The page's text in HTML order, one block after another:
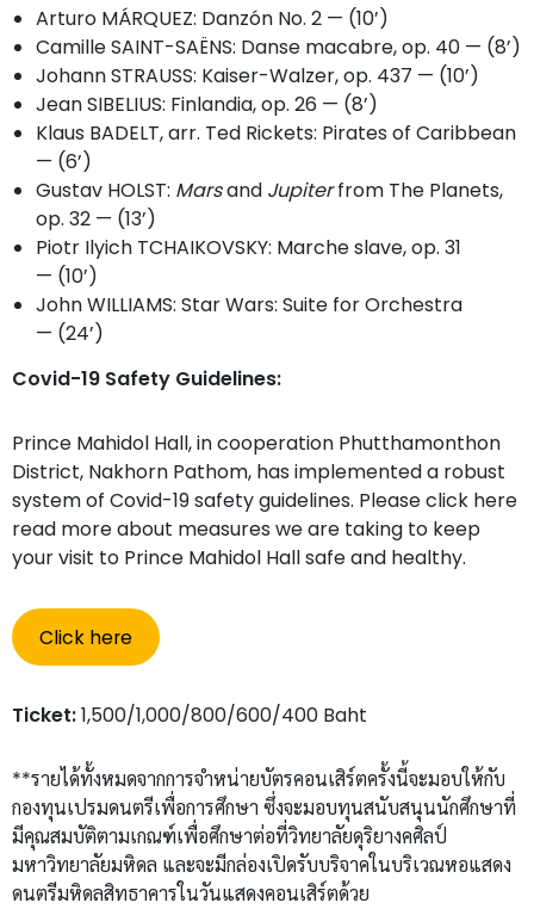
Arturo MÁRQUEZ: Danzón No. 2 — (10’)
Camille SAINT-SAËNS: Danse macabre, op. 40 — (8’)
Johann STRAUSS: Kaiser-Walzer, op. 437 — (10’)
Jean SIBELIUS: Finlandia, op. 26 — (8’)
Klaus BADELT, arr. Ted Rickets: Pirates of Caribbean
— (6’)
Gustav HOLST: Marsand Jupiterfrom The Planets,
op. 32 — (13’)
Piotr Ilyich TCHAIKOVSKY: Marche slave, op. 31
— (10’)
John WILLIAMS: Star Wars: Suite for Orchestra
— (24’)
Covid-19 Safety Guidelines:
Prince Mahidol Hall, in cooperation Phutthamonthon
District, Nakhorn Pathom, has implemented a robust
system of Covid-19 safety guidelines. Please click here
read more about measures we are taking to keep
your visit to Prince Mahidol Hall safe and healthy.
Click here
Ticket:1,500/1,000/800/600/400 Baht
**รายได้ทั้งหมดจากการจำหน่ายบัตรคอนเสิร์ตครั้งนี้จะมอบให้กับ
กองทุนเปรมดนตรีเพื่อการศึกษา ซึ่งจะมอบทุนสนับสนุนนักศึกษาที่
มีคุณสมบัติตามเกณฑ์เพื่อศึกษาต่อที่วิทยาลัยดุริยางคศิลป์
มหาวิทยาลัยมหิดล และจะมีกล่องเปิดรับบริจาคในบริเวณหอแสดง
ดนตรีมหิดลสิทธาคารในวันแสดงคอนเสิร์ตด้วย